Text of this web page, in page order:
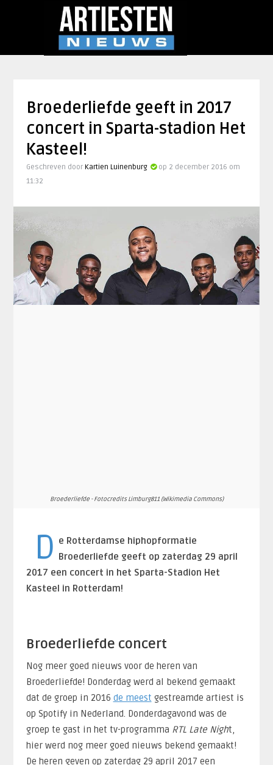
Broederliefde geeft in 2017
concert in Sparta-stadion Het
Kasteel!
Geschreven door Kartien Luinenburg
op 2 december 2016 om
11:32
Broederliefde - Fotocredits Limburg811 (Wikimedia Commons)
D e Rotterdamse hiphopformatie
Broederliefde geeft op zaterdag 29 april
2017 een concert in het Sparta-Stadion Het
Kasteel in Rotterdam!
Broederliefde concert
Nog meer goed nieuws voor de heren van
Broederliefde! Donderdag werd al bekend gemaakt
dat de groep in 2016 de meest gestreamde artiest is
op Spotify in Nederland. Donderdagavond was de
groep te gast in het tv-programma RTL Late Night,
hier werd nog meer goed nieuws bekend gemaakt!
De heren geven op zaterdag 29 april 2017 een